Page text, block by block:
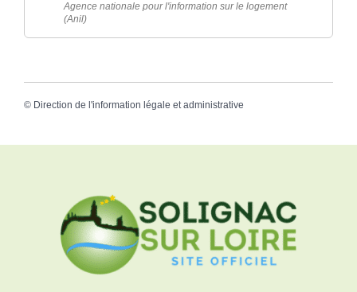
Agence nationale pour l'information sur le logement
(Anil)
© Direction de l'information légale et administrative